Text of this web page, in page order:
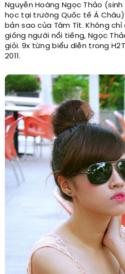
Nguyễn Hoàng Ngọc Thảo
học tại trường Quốc tế Á
bản sao của Tâm Tít. Không
giống người nổi tiếng, Ngọc
giỏi. 9x từng biểu diễn trong
2011.